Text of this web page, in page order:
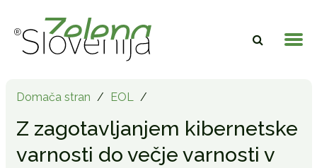
Domača stran / EOL /
Z zagotavljanjem kibernetske
varnosti do večje varnosti v